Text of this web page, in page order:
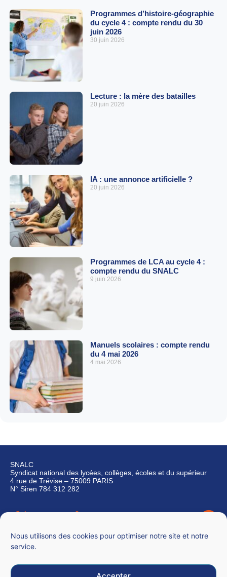
Nous utilisons des cookies pour optimiser notre site et notre
service.
Programmes d’histoire-géographie
du cycle 4 : compte rendu du 30
juin 2026
30 juin 2026
Lecture : la mère des batailles
20 juin 2026
IA : une annonce artificielle ?
20 juin 2026
Programmes de LCA au cycle 4 :
compte rendu du SNALC
9 juin 2026
Manuels scolaires : compte rendu
du 4 mai 2026
4 mai 2026
SNALC
Syndicat national des lycées, collèges, écoles et du supérieur
4 rue de Trévise – 75009 PARIS
N° Siren 784 312 282
Qui sommes-nous ?